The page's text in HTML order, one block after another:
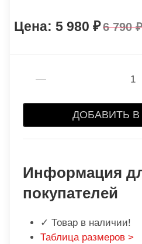
5 980 6 790
ДОБАВИТЬ
Информация
покупателей
✓ Товар в наличии!
Таблица размеров >